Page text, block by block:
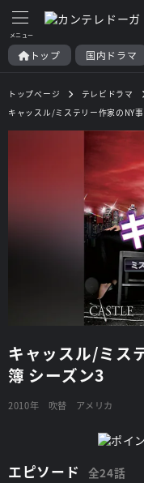
トップ 国内ドラマ
トップページ テレビドラマ
キャッスル/ミステリー作家のNY
キャッスル/ミス
簿 シーズン3
2010年 吹替 アメリカ
エピソード 全24話